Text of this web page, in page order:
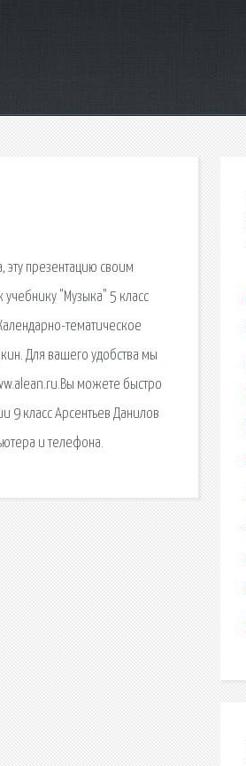
эту презентацию своим
"Музыка" 5 класс
тематическое
Для вашего удобства мы
можете быстро
9 класс Арсентьев Данилов
и телефона.